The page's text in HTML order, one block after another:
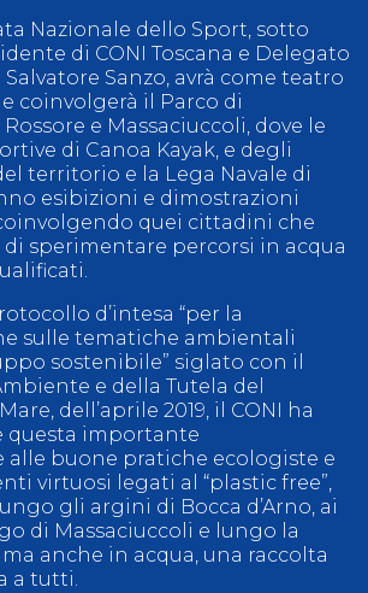
Nazionale dello Sport, sotto
di CONI Toscana e Delegato
Salvatore Sanzo, avrà come teatro
e coinvolgerà il Parco di
e Massaciuccoli, dove le
di Canoa Kayak, e degli
territorio e la Lega Navale di
esibizioni e dimostrazioni
quei cittadini che
sperimentare percorsi in acqua
d’intesa “per la
sulle tematiche ambientali
sostenibile” siglato con il
e della Tutela del
dell’aprile 2019, il CONI ha
questa importante
alle buone pratiche ecologiste e
virtuosi legati al “plastic free”,
gli argini di Bocca d’Arno, ai
di Massaciuccoli e lungo la
anche in acqua, una raccolta
a tutti.